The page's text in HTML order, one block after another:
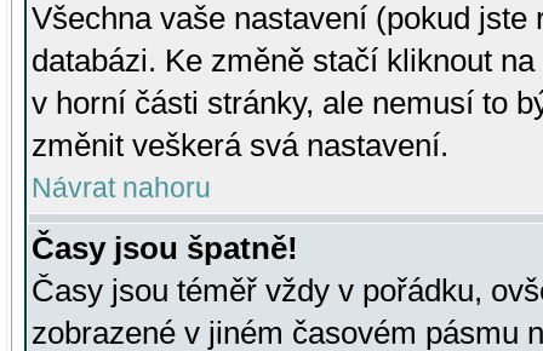
Všechna vaše nastavení (pokud
databázi. Ke změně stačí kliknout
v horní části stránky, ale nemusí to
změnit veškerá svá nastavení.
Návrat nahoru
Časy jsou špatně!
Časy jsou téměř vždy v pořádku,
zobrazené v jiném časovém pásmu